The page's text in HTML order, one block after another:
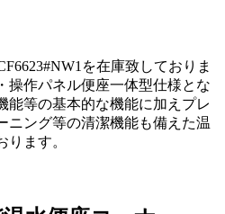
を在庫致しておりま
操作パネル便座一体型仕様とな
能等の基本的な機能に加えプレ
ニング等の清潔機能も備えた温
ります。